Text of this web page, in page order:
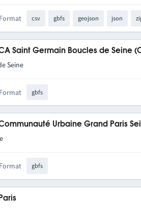
Format csv gbfs geojson json
Saint Germain Boucles de Seine
Seine
Format gbfs
Urbaine Grand Paris
Format gbfs